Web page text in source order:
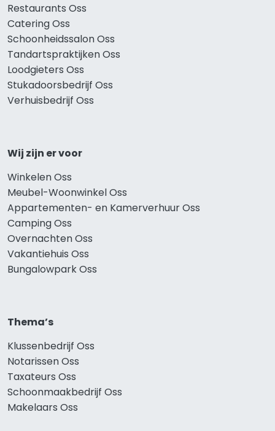
Restaurants Oss
Catering Oss
Schoonheidssalon Oss
Tandartspraktijken Oss
Loodgieters Oss
Stukadoorsbedrijf Oss
Verhuisbedrijf Oss
Wij zijn er voor
Winkelen Oss
Meubel-Woonwinkel Oss
Appartementen- en Kamerverhuur Oss
Camping Oss
Overnachten Oss
Vakantiehuis Oss
Bungalowpark Oss
Thema’s
Klussenbedrijf Oss
Notarissen Oss
Taxateurs Oss
Schoonmaakbedrijf Oss
Makelaars Oss